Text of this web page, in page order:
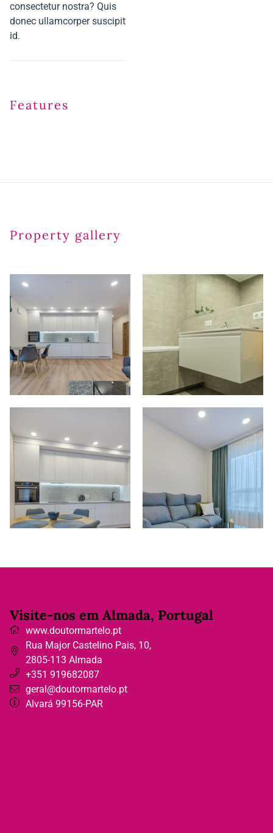
consectetur nostra? Quis
donec ullamcorper suscipit
id.
Features
Property gallery
Visite-nos em Almada, Portugal
www.doutormartelo.pt
Rua Major Castelino Pais, 10,
2805-113 Almada
+351 919682087
geral@doutormartelo.pt
Alvará 99156-PAR